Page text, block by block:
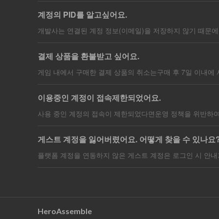
계정의 PID를 알고싶어요.
결제 상품을 환불받고 싶어요.
이용중인 계정이 접속제한되었어요.
게스트 계정을 잃어버렸어요. 어떻게 찾을 수 있나요
HeroAssemble